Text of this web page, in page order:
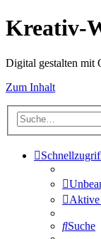
Kreativ-
Digital gestalten mit
Zum Inhalt
Aktive
Suche